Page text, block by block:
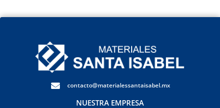
contacto@materialessantaisabel.mx
NUESTRA EMPRESA